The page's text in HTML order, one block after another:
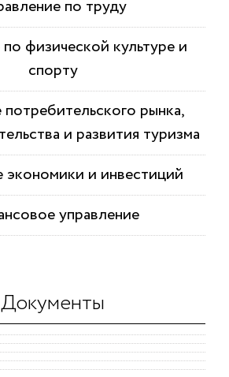
по труду
физической культуре и
спорту
рынка,
и развития туризма
экономики и инвестиций
управление
Документы